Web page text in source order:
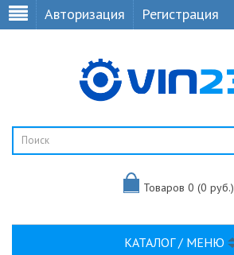
Авторизация Регистрация
Товаров 0 (0 руб.)
КАТАЛОГ / МЕНЮ